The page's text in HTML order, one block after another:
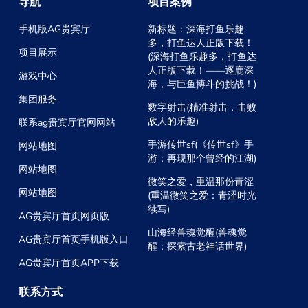
手机版AG贵宾厅
项目展示
游戏中心
集团服务
联系ag贵宾厅官网网站
网站地图
网站地图
网站地图
AG贵宾厅首页网页版
AG贵宾厅首页手机版入口
AG贵宾厅首页APP下载
新标题：深海打鱼乐趣
多，打鱼达人正版下载！
(深海打鱼乐趣多，打鱼达
人正版下载！——逐鹿深
海，与巨鱼搏斗的挑战！)
数字射击(精准射击，击败
敌人的乐趣)
手游传世sf(《传世sf》手
游：再现那个曾经的江湖)
微笑之爱，重温那份青涩
(重温微笑之爱：青涩时光
续写)
山海经兽魂觉醒(兽魂觉
醒：探索古老神话世界)
联系方式